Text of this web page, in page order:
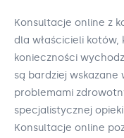
Konsultacje online z
dla właścicieli
konieczności
są bardziej
problemami
specjalistycznej
Konsultacje online